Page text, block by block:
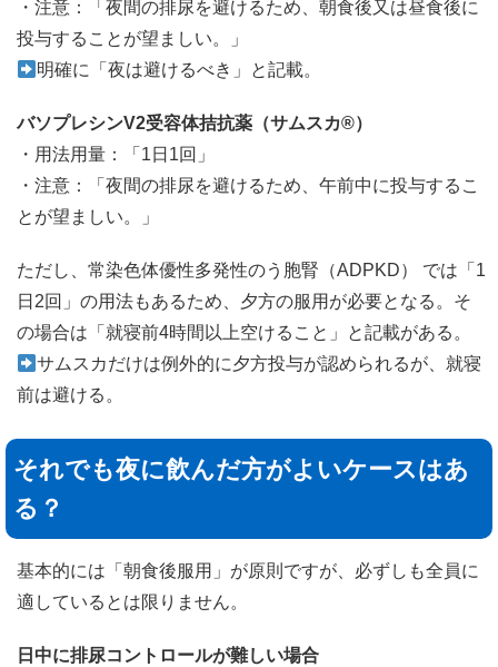
・注意：「夜間の排尿を避けるため、朝食後又は昼食後に
投与することが望ましい。」
明確に「夜は避けるべき」と記載。
バソプレシンV2受容体拮抗薬（サムスカ®）
・用法用量：「1日1回」
・注意：「夜間の排尿を避けるため、午前中に投与するこ
とが望ましい。」
ただし、常染色体優性多発性のう胞腎（ADPKD） では「1
日2回」の用法もあるため、夕方の服用が必要となる。そ
の場合は「就寝前4時間以上空けること」と記載がある。
サムスカだけは例外的に夕方投与が認められるが、就寝
前は避ける。
それでも夜に飲んだ方がよいケースはあ
る？
基本的には「朝食後服用」が原則ですが、必ずしも全員に
適しているとは限りません。
日中に排尿コントロールが難しい場合